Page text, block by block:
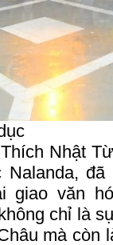
Nhật
đã
giao văn
chỉ là
mà còn